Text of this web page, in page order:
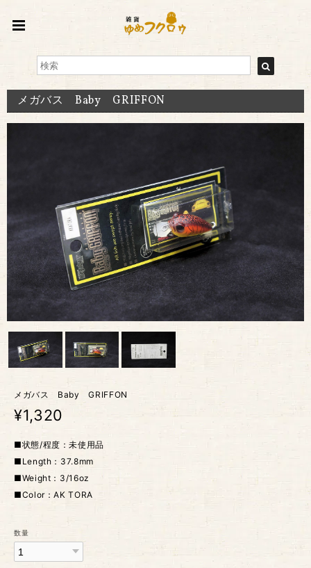
メガバス Baby GRIFFON
メガバス Baby GRIFFON
¥1,320
■状態/程度：未使用品
■Length：37.8mm
■Weight：3/16oz
■Color：AK TORA
数量